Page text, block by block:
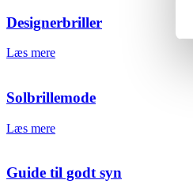
Designerbriller
Læs mere
Solbrillemode
Læs mere
Guide til godt syn